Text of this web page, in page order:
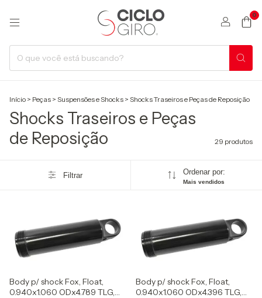
0
Início > Peças > Suspensões e Shocks > Shocks Traseiros e Peças de Reposição
Shocks Traseiros e Peças
de Reposição
29 produtos
Filtrar Ordenar por:
Mais vendidos
Body p/ shock Fox, Float,
0.940x1.060 ODx4.789 TLG,
Body p/ shock Fox, Float,
0.940x1.060 ODx4.396 TLG,